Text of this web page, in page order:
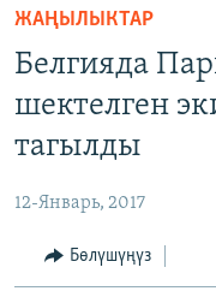
өтүңүз
Издөөгө
салыңыз
МАДАНИЯТ
ТВ ПРОГРАММАЛАР
БҮГҮН АЗАТТЫКТА
ПОДКАСТ
ЖАҢЫЛЫКТАР
Белгияда
шектелген
тагылды
12-Январь, 2017
Бөлүшүңүз